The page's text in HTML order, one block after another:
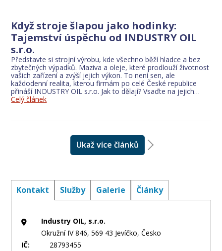
Když stroje šlapou jako hodinky:
Tajemství úspěchu od INDUSTRY OIL
s.r.o.
Představte si strojní výrobu, kde všechno běží hladce a bez
zbytečných výpadků. Maziva a oleje, které prodlouží životnost
vašich zařízení a zvýší jejich výkon. To není sen, ale
každodenní realita, kterou firmám po celé České republice
přináší INDUSTRY OIL s.r.o. Jak to dělají? Vsaďte na jejich…
Celý článek
Ukaž více článků
Kontakt Služby Galerie Články
Industry OIL, s.r.o.
Okružní IV 846, 569 43 Jevíčko, Česko
IČ:
28793455